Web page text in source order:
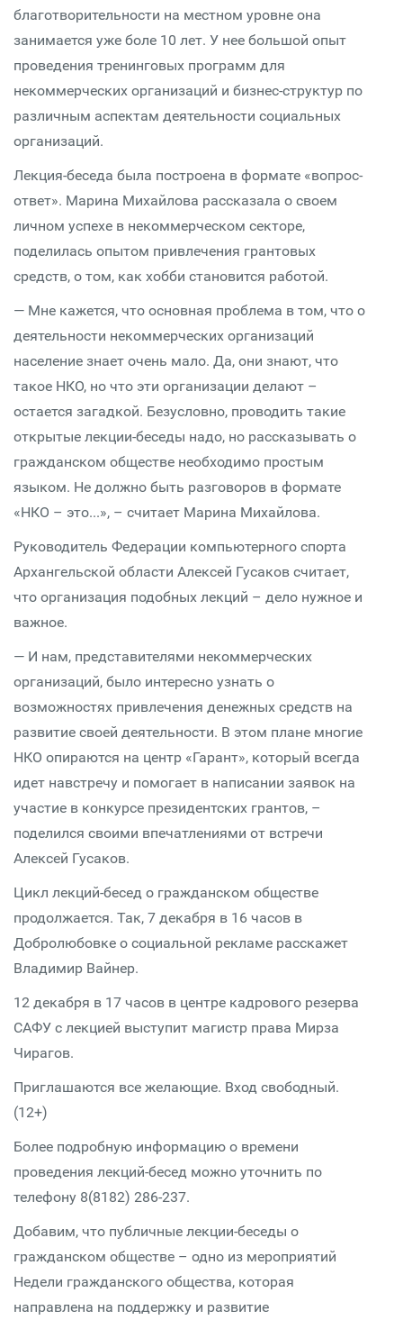
благотворительности на местном уровне она
занимается уже боле 10 лет. У нее большой опыт
проведения тренинговых программ для
некоммерческих организаций и бизнес-структур по
различным аспектам деятельности социальных
организаций.
Лекция-беседа была построена в формате «вопрос-
ответ». Марина Михайлова рассказала о своем
личном успехе в некоммерческом секторе,
поделилась опытом привлечения грантовых
средств, о том, как хобби становится работой.
— Мне кажется, что основная проблема в том, что о
деятельности некоммерческих организаций
население знает очень мало. Да, они знают, что
такое НКО, но что эти организации делают –
остается загадкой. Безусловно, проводить такие
открытые лекции-беседы надо, но рассказывать о
гражданском обществе необходимо простым
языком. Не должно быть разговоров в формате
«НКО – это...», – считает Марина Михайлова.
Руководитель Федерации компьютерного спорта
Архангельской области Алексей Гусаков считает,
что организация подобных лекций – дело нужное и
важное.
— И нам, представителями некоммерческих
организаций, было интересно узнать о
возможностях привлечения денежных средств на
развитие своей деятельности. В этом плане многие
НКО опираются на центр «Гарант», который всегда
идет навстречу и помогает в написании заявок на
участие в конкурсе президентских грантов, –
поделился своими впечатлениями от встречи
Алексей Гусаков.
Цикл лекций-бесед о гражданском обществе
продолжается. Так, 7 декабря в 16 часов в
Добролюбовке о социальной рекламе расскажет
Владимир Вайнер.
12 декабря в 17 часов в центре кадрового резерва
САФУ с лекцией выступит магистр права Мирза
Чирагов.
Приглашаются все желающие. Вход свободный.
(12+)
Более подробную информацию о времени
проведения лекций-бесед можно уточнить по
телефону 8(8182) 286-237.
Добавим, что публичные лекции-беседы о
гражданском обществе – одно из мероприятий
Недели гражданского общества, которая
направлена на поддержку и развитие